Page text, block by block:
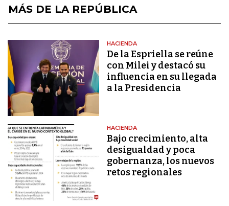
MÁS DE LA REPÚBLICA
HACIENDA
De la Espriella se reúne
con Milei y destacó su
influencia en su llegada
a la Presidencia
HACIENDA
Bajo crecimiento, alta
desigualdad y poca
gobernanza, los nuevos
retos regionales